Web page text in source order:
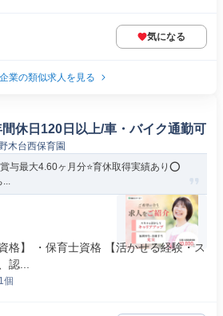
気になる
業の類似求人を見る
休日120日以上/車・バイク通勤可
木台西保育園
与最大4.60ヶ月分⭐育休取得実績あり⭕
...
格】 ・保育士資格 【活かせる経験・ス
認...
個